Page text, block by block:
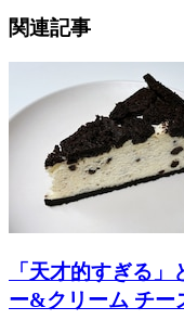
関連記事
「天才的すぎる
ー&クリーム チー